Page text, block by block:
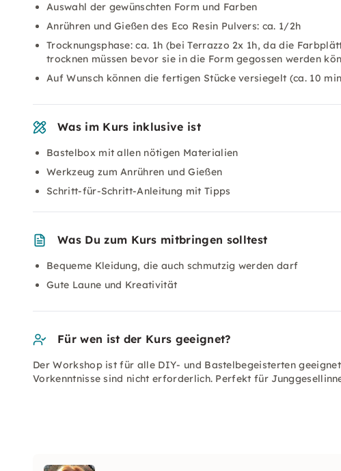
Auswahl der gewünschten Form und Farben
Anrühren und Gießen des Eco Resin Pulvers: ca. 1/2h
Trocknungsphase: ca. 1h (bei Terrazzo 2x 1h, da die
trocknen müssen bevor sie in die Form gegossen werden
Auf Wunsch können die fertigen Stücke versiegelt (ca. 10
Was im Kurs inklusive ist
Bastelbox mit allen nötigen Materialien
Werkzeug zum Anrühren und Gießen
Schritt-für-Schritt-Anleitung mit Tipps
Was Du zum Kurs mitbringen solltest
Bequeme Kleidung, die auch schmutzig werden darf
Gute Laune und Kreativität
Für wen ist der Kurs geeignet?
Der Workshop ist für alle DIY- und Bastelbegeisterten
Vorkenntnisse sind nicht erforderlich. Perfekt für